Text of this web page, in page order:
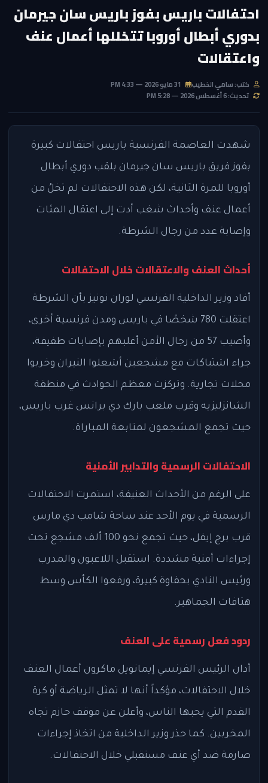
احتفالات باريس بفوز باريس سان جيرمان
بدوري أبطال أوروبا تتخللها أعمال عنف
واعتقالات
كتب: سامي الخطيب
تحديث: 6 أغسطس 2026 — 5:28 PM
شهدت العاصمة الفرنسية باريس احتفالات كبيرة
بفوز فريق باريس سان جيرمان بلقب دوري أبطال
أوروبا للمرة الثانية، لكن هذه الاحتفالات لم تخلُ من
أعمال عنف وأحداث شغب أدت إلى اعتقال المئات
وإصابة عدد من رجال الشرطة.
أحداث العنف والاعتقالات خلال الاحتفالات
أفاد وزير الداخلية الفرنسي لوران نونيز بأن الشرطة
اعتقلت 780 شخصًا في باريس ومدن فرنسية أخرى،
وأصيب 57 من رجال الأمن أغلبهم بإصابات طفيفة،
جراء اشتباكات مع مشجعين أشعلوا النيران وخربوا
محلات تجارية. وتركزت معظم الحوادث في منطقة
الشانزليزيه وقرب ملعب بارك دي برانس غرب باريس،
حيث تجمع المشجعون لمتابعة المباراة.
الاحتفالات الرسمية والتدابير الأمنية
على الرغم من الأحداث العنيفة، استمرت الاحتفالات
الرسمية في يوم الأحد عند ساحة شامب دي مارس
قرب برج إيفل، حيث تجمع نحو 100 ألف مشجع تحت
إجراءات أمنية مشددة. استقبل اللاعبون والمدرب
ورئيس النادي بحفاوة كبيرة، ورفعوا الكأس وسط
هتافات الجماهير.
ردود فعل رسمية على العنف
أدان الرئيس الفرنسي إيمانويل ماكرون أعمال العنف
خلال الاحتفالات، مؤكداً أنها لا تمثل الرياضة أو كرة
القدم التي يحبها الناس، وأعلن عن موقف حازم تجاه
المخربين. كما حذر وزير الداخلية من اتخاذ إجراءات
صارمة ضد أي عنف مستقبلي خلال الاحتفالات.